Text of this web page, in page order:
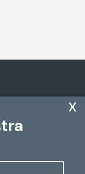
x